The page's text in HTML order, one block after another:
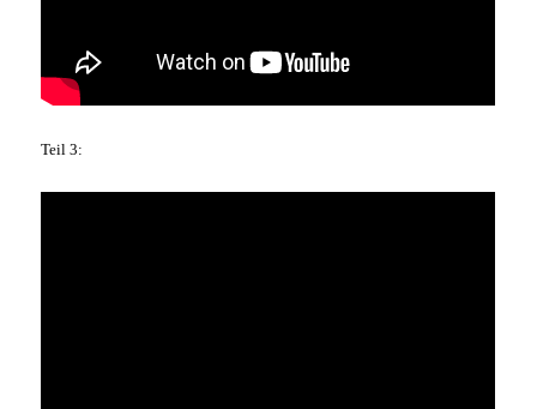
Teil 3: